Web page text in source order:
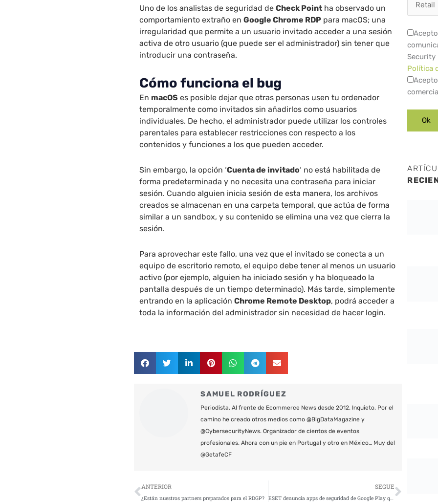
Uno de los analistas de seguridad deCheck Point ha observado un
comportamiento extraño enGoogle Chrome RDP para macOS; una
irregularidad que permite a un usuario invitado acceder a una sesión
activa de otro usuario (que puede ser el administrador) sin tener que
introducir una contraseña.
Cómo funciona el bug
En macOS es posible dejar que otras personas usen tu ordenador
temporalmente como invitados sin añadirlos como usuarios
individuales. De hecho, el administrador puede utilizar los controles
parentales para establecer restricciones con respecto a los
contenidos y funciones a los que pueden acceder.
Sin embargo, la opción ‘Cuenta de invitado‘ no está habilitada de
forma predeterminada y no necesita una contraseña para iniciar
sesión. Cuando alguien inicia sesión de esta manera, los archivos
creados se almacenan en una carpeta temporal, que actúa de forma
similar a un sandbox, y su contenido se elimina una vez que cierra la
sesión.
Para aprovechar este fallo, una vez que el invitado se conecta a un
equipo de escritorio remoto, el equipo debe tener al menos un usuario
activo (por ejemplo, alguien ha iniciado sesión y ha bloqueado la
pantalla después de un tiempo determinado). Más tarde, simplemente
entrando en la aplicaciónChrome Remote Desktop, podrá acceder a
toda la información del administrador sin necesidad de hacer login.
SAMUEL RODRÍGUEZ
Periodista. Al frente de Ecommerce News desde 2012. Inquieto. Por el
camino he creado otros medios como @BigDataMagazine y
@CybersecurityNews. Organizador de cientos de eventos
profesionales. Ahora con un pie en Portugal y otro en México… Muy del
@GetafeCF
Ant
ANTERIOR
¿Están nuestros partners preparados para el RDGP?
SEGUE
ESET denuncia apps de seguridad de Google Play que difundían adware
Security
Política